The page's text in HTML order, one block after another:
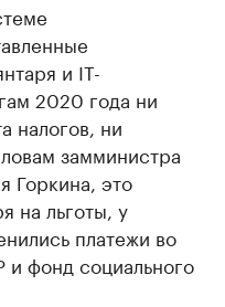
и IT-
2020 года ни
налогов, ни
замминистра
Горкина, это
на льготы, у
платежи во
фонд социального